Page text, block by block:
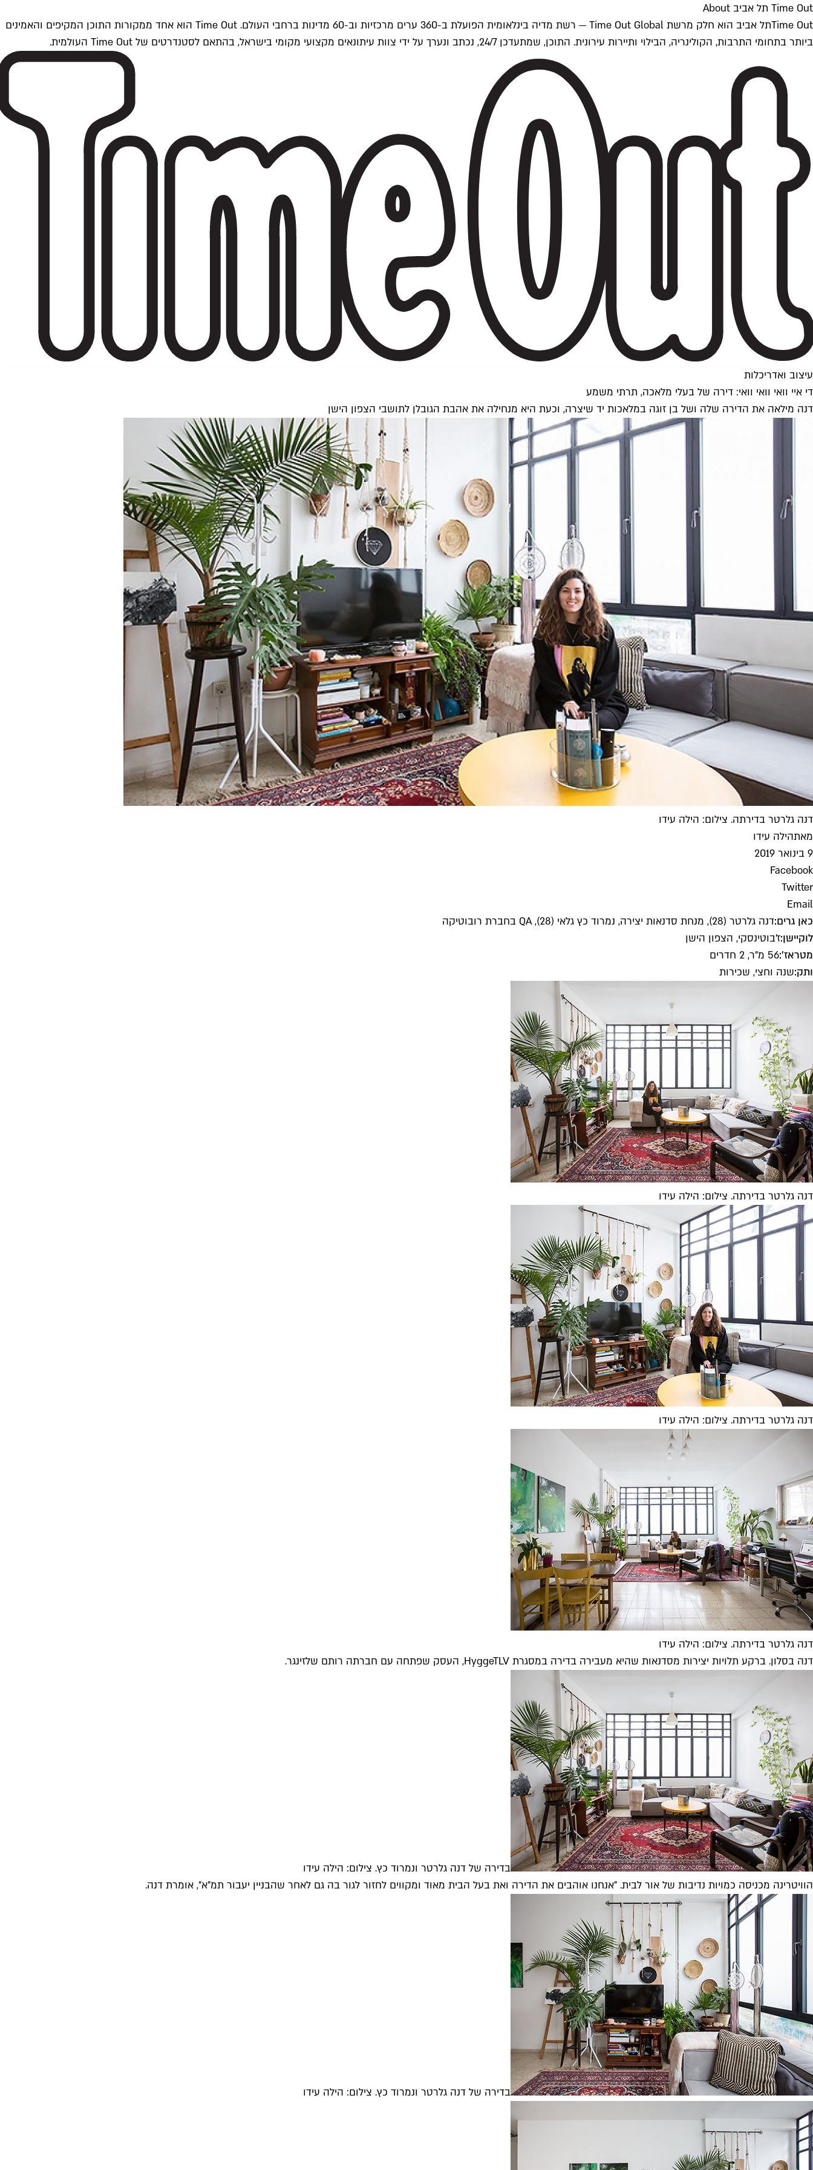
Time Out תל אביב About
Time Outתל אביב הוא חלק מרשת Time Out Global — רשת מדיה בינלאומית הפועלת ב-360 ערים מרכזיות וב-60 מדינות ברחבי העולם. Time Out הוא אחד ממקורות התוכן המקיפים והאמינים
ביותר בתחומי התרבות, הקולינריה, הבילוי ותיירות עירונית. התוכן, שמתעדכן 24/7, נכתב ונערך על ידי צוות עיתונאים מקצועי מקומי בישראל, בהתאם לסטנדרטים של Time Out העולמית.
עיצוב ואדריכלות
די איי וואי וואי וואי: דירה של בעלי מלאכה, תרתי משמע
דנה מילאה את הדירה שלה ושל בן זוגה במלאכות יד שיצרה, וכעת היא מנחילה את אהבת הגובלן לתושבי הצפון הישן
דנה גלרטר בדירתה. צילום: הילה עידו
מאתהילה עידו
9 בינואר 2019
Facebook
Twitter
Email
כאן גרים:דנה גלרטר (28), מנחת סדנאות יצירה, נמרוד כץ גלאי (28), QA בחברת רובוטיקה
לוקיישן:ז'בוטינסקי, הצפון הישן
מטראז':56 מ"ר, 2 חדרים
ותק:שנה וחצי, שכירות
דנה גלרטר בדירתה. צילום: הילה עידו
דנה גלרטר בדירתה. צילום: הילה עידו
דנה גלרטר בדירתה. צילום: הילה עידו
דנה בסלון. ברקע תלויות יצירות מסדנאות שהיא מעבירה בדירה במסגרת HyggeTLV, העסק שפתחה עם חברתה רותם שלזינגר.
בדירה של דנה גלרטר ונמרוד כץ. צילום: הילה עידו
הוויטרינה מכניסה כמויות נדיבות של אור לבית. "אנחנו אוהבים את הדירה ואת בעל הבית מאוד ומקווים לחזור לגור בה גם לאחר שהבניין יעבור תמ"א", אומרת דנה.
בדירה של דנה גלרטר ונמרוד כץ. צילום: הילה עידו